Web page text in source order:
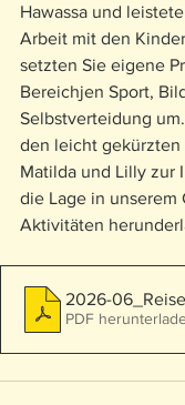
Hawassa und
Arbeit mit den
setzten Sie eigene
Bereichjen Sport,
Selbstverteidung
den leicht gekürzten
Matilda und Lilly zur
die Lage in unserem
Aktivitäten
2026-
PDF